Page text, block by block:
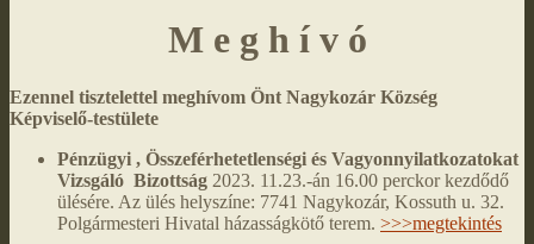
M e g h í v ó
Ezennel tisztelettel meghívom Önt Nagykozár Község
Képviselő-testülete
Pénzügyi , Összeférhetetlenségi és Vagyonnyilatkozatokat
Vizsgáló Bizottság 2023. 11.23.-án 16.00 perckor kezdődő
ülésére. Az ülés helyszíne: 7741 Nagykozár, Kossuth u. 32.
Polgármesteri Hivatal házasságkötő terem. >>>megtekintés